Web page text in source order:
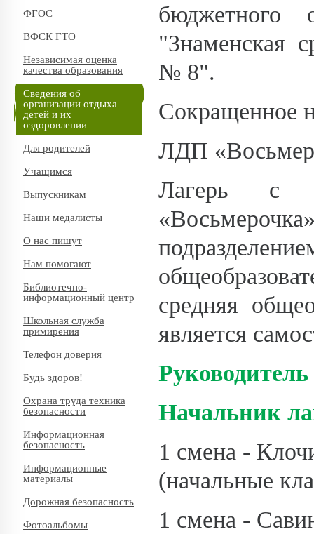
ФГОС
ВФСК ГТО
Независимая оценка
качества образования
Сведения об
организации отдыха
детей и их
оздоровлении
Для родителей
Учащимся
Выпускникам
Наши медалисты
О нас пишут
Нам помогают
Библиотечно-
информационный центр
Школьная служба
примирения
Телефон доверия
Будь здоров!
Охрана труда техника
безопасности
Информационная
безопасность
Информационные
материалы
Дорожная безопасность
Фотоальбомы
бюджетного
"Знаменская
№ 8".
Сокращенное
ЛДП
Лагерь с
средняя
является
Начальник
1 смена -
(начальные
1 смена -